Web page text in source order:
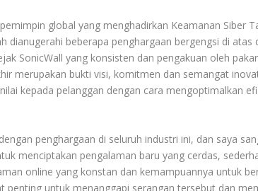
global yang menghadirkan Keamanan Siber
dianugerahi beberapa penghargaan bergengsi di atas
SonicWall yang konsisten dan pengakuan oleh
merupakan bukti visi, komitmen dan semangat
kepada pelanggan dengan cara mengoptimalkan
penghargaan di seluruh industri ini, dan saya
menciptakan pengalaman baru yang cerdas,
online yang konstan dan kemampuannya untuk
penting untuk menanggapi serangan tersebut dan